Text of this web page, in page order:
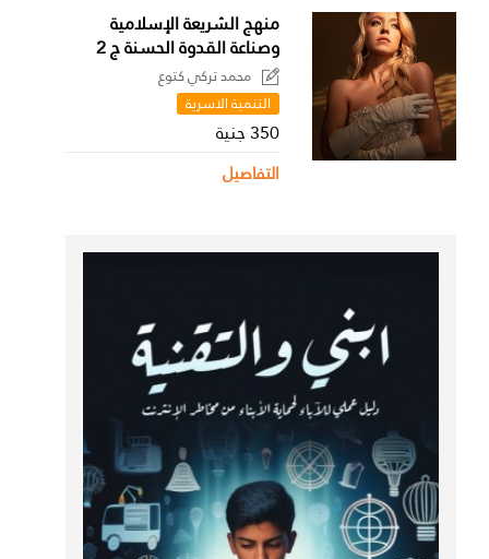
منهج الشريعة الإسلامية
وصناعة القدوة الحسنة ج 2
محمد تركي كتوع
التنمية الاسرية
350 جنية
التفاصيل